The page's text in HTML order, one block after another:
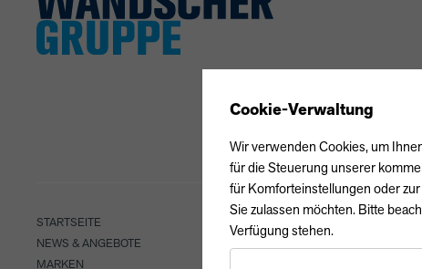
STARTSEITE
NEWS & ANGEBOTE
MARKEN
Cookie-Verwaltung
Wir verwenden Cookies, um
für die Steuerung unserer
für Komforteinstellungen oder
Sie zulassen möchten. Bitte
Verfügung stehen.